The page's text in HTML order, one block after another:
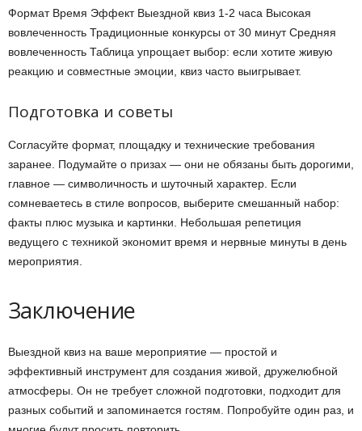
Формат Время Эффект Выездной квиз 1-2 часа Высокая
вовлеченность Традиционные конкурсы от 30 минут Средняя
вовлеченность Таблица упрощает выбор: если хотите живую
реакцию и совместные эмоции, квиз часто выигрывает.
Подготовка и советы
Согласуйте формат, площадку и технические требования
заранее. Подумайте о призах — они не обязаны быть дорогими,
главное — символичность и шуточный характер. Если
сомневаетесь в стиле вопросов, выберите смешанный набор:
факты плюс музыка и картинки. Небольшая репетиция
ведущего с техникой экономит время и нервные минуты в день
мероприятия.
Заключение
Выездной квиз на ваше мероприятие — простой и
эффективный инструмент для создания живой, дружелюбной
атмосферы. Он не требует сложной подготовки, подходит для
разных событий и запоминается гостям. Попробуйте один раз, и